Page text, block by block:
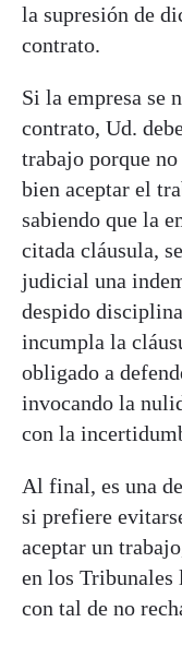
la supresión de
contrato.
Si la empresa se
contrato, Ud.
trabajo porque
bien aceptar el
sabiendo que la
citada cláusula,
judicial una
despido
incumpla la
obligado a
invocando la
con la
Al final, es una
si prefiere
aceptar un
en los Tribunales
con tal de no